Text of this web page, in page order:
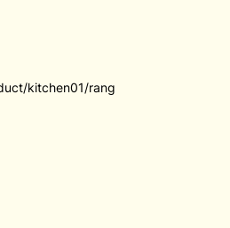
kitchen01/rang